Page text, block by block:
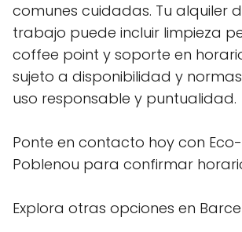
comunes cuidadas. Tu alquiler
trabajo puede incluir limpieza
coffee point y soporte en
sujeto a disponibilidad y
uso responsable y puntualidad.
Ponte en contacto hoy con
Poblenou para confirmar
Explora otras opciones en